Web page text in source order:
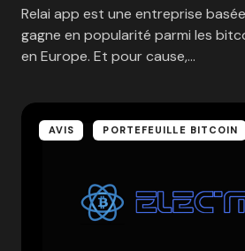
Relai app est une entreprise
gagne en popularité parmi les
en Europe. Et pour cause,…
AVIS PORTEFEUILLE BITCOIN